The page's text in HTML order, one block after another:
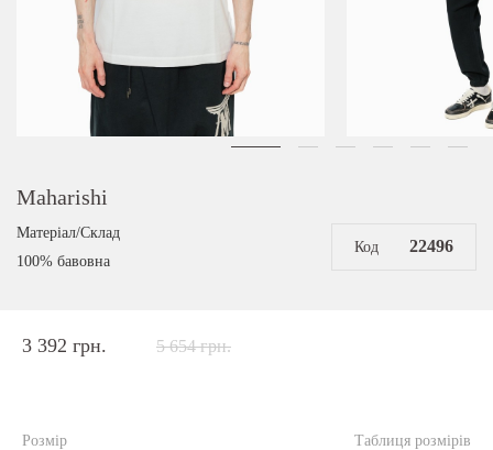
Maharishi
Матеріал/Склад
100% бавовна
Код 22496
3 392 грн. 5 654 грн.
Таблиця розмірів
Розмір